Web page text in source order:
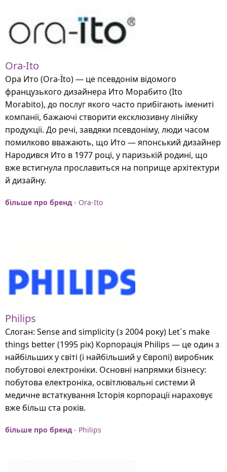
Ora-Ito
Ора Ито (Ora-Ïto) — це псевдонім відомого
французького дизайнера Ито Морабито (Ito
Morabito), до послуг якого часто прибігають імениті
компанії, бажаючі створити ексклюзивну лінійку
продукції. До речі, завдяки псевдоніму, люди часом
помилково вважають, що Ито — японський дизайнер
Народився Ито в 1977 році, у паризькій родині, що
вже встигнула прославиться на поприще архітектури
й дизайну.
більше про бренд - Ora-Ito
Philips
Слоган: Sense and simplicity (з 2004 року) Let´s make
things better (1995 рік) Корпорація Philips — це один з
найбільших у світі (і найбільший у Європі) виробник
побутової електроніки. Основні напрямки бізнесу:
побутова електроніка, освітлювальні системи й
медичне встаткування Історія корпорації нараховує
вже більш ста років.
більше про бренд - Philips